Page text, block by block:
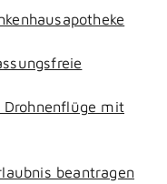
mit
beantragen